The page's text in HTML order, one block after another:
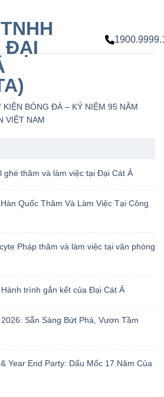
BÓNG ĐÁ – KỶ NIỆM 95 NĂM
VIỆT NAM
ghé thăm và làm việc tại Đại Cát Á
Quốc Thăm Và Làm Việc Tại Công
Pháp thăm và làm việc tại văn phòng
trình gắn kết của Đại Cát Á
Sẵn Sàng Bứt Phá, Vươn Tầm
Year End Party: Dấu Mốc 17 Năm Của